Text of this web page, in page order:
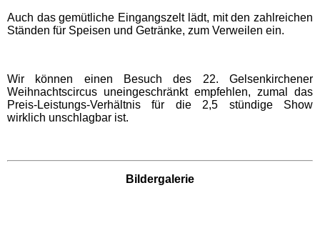
Ausflugstipps
Abenteuer-Golfpark
Hochschwarzwald
Auch das gemütliche Eingangszelt lädt, mit den zahlreichen
Ständen für Speisen und Getränke, zum Verweilen ein.
Wir können einen Besuch des 22. Gelsenkirchener
Weihnachtscircus uneingeschränkt empfehlen, zumal das
Preis-Leistungs-Verhältnis für die 2,5 stündige Show
wirklich unschlagbar ist.
Bildergalerie